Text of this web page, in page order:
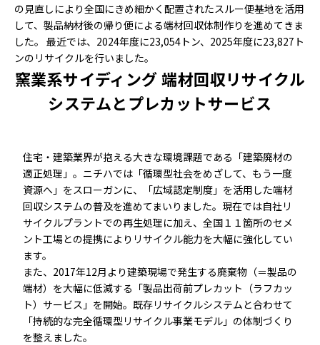
の見直しにより全国にきめ細かく配置されたスルー便基地を活用
して、製品納材後の帰り便による端材回収体制作りを進めてきま
した。 最近では、2024年度に23,054トン、2025年度に23,827ト
ンのリサイクルを行いました。
窯業系サイディング 端材回収リサイクル
システムとプレカットサービス
住宅・建築業界が抱える大きな環境課題である「建築廃材の
適正処理」。ニチハでは「循環型社会をめざして、もう一度
資源へ」をスローガンに、「広域認定制度」を活用した端材
回収システムの普及を進めてまいりました。現在では自社リ
サイクルプラントでの再生処理に加え、全国１１箇所のセメ
ント工場との提携によりリサイクル能力を大幅に強化してい
ます。
また、2017年12月より建築現場で発生する廃棄物（＝製品の
端材）を大幅に低減する「製品出荷前プレカット（ラフカッ
ト）サービス」を開始。既存リサイクルシステムと合わせて
「持続的な完全循環型リサイクル事業モデル」の体制づくり
を整えました。